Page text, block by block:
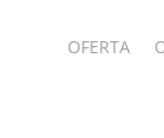
OFERTA